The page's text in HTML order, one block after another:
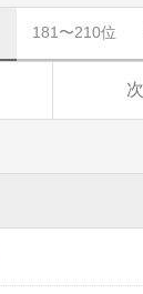
181〜210位